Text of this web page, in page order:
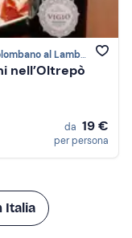
al Lambro
nell’Oltrepò
da 19 €
per persona
Italia